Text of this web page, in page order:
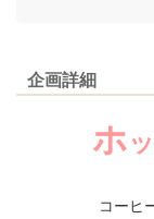
企画詳細
ホッ
コーヒ